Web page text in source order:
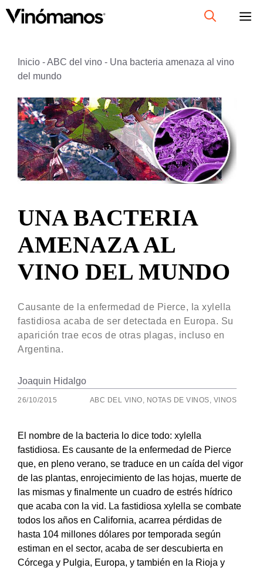
Inicio -ABC del vino - Una bacteria amenaza al vino
del mundo
UNA BACTERIA
AMENAZA AL
VINO DEL MUNDO
Causante de la enfermedad de Pierce, la xylella
fastidiosa acaba de ser detectada en Europa. Su
aparición trae ecos de otras plagas, incluso en
Argentina.
Joaquin Hidalgo
26/10/2015 ABC DEL VINO, NOTAS DE VINOS, VINOS
El nombre de la bacteria lo dice todo: xylella
fastidiosa. Es causante de la enfermedad de Pierce
que, en pleno verano, se traduce en un caída del vigor
de las plantas, enrojecimiento de las hojas, muerte de
las mismas y finalmente un cuadro de estrés hídrico
que acaba con la vid. La fastidiosa xylella se combate
todos los años en California, acarrea pérdidas de
hasta 104 millones dólares por temporada según
estiman en el sector, acaba de ser descubierta en
Córcega y Pulgia, Europa, y también en la Rioja y